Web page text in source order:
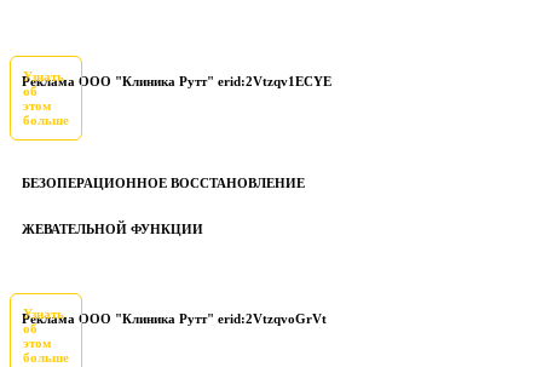
Реклама ООО "Клиника Рутт" erid:2Vtzqv1ECYE
Узнать
об
этом
больше
БЕЗОПЕРАЦИОННОЕ ВОССТАНОВЛЕНИЕ
ЖЕВАТЕЛЬНОЙ ФУНКЦИИ
Реклама ООО "Клиника Рутт" erid:2VtzqvoGrVt
Узнать
об
этом
больше